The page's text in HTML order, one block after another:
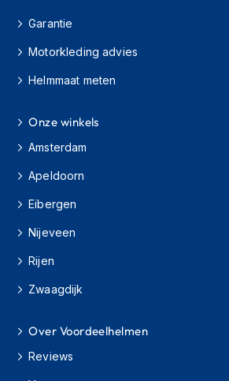
n
h
e
m
n
V
s
a
h
e
m
n
H
Garantie
Motorkleding advies
Helmmaat meten
Onze winkels
Amsterdam
Apeldoorn
Eibergen
Nijeveen
Rijen
Zwaagdijk
Over Voordeelhelmen
Reviews